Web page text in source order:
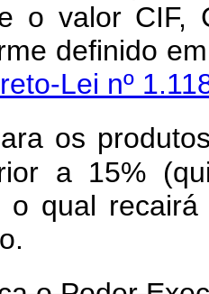
o valor
Lei nº
os
a 15%
o qual